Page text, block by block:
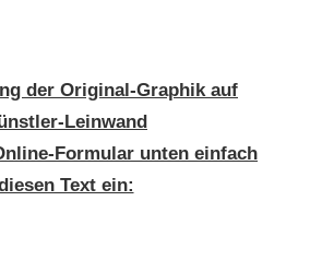
der Original-Graphik auf
Leinwand
Formular unten einfach
Text ein: